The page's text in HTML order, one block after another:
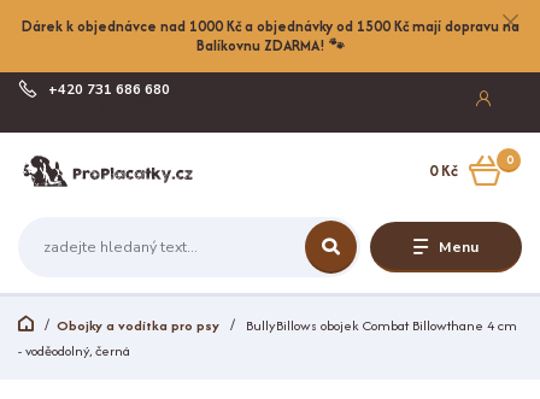
Dárek k objednávce nad 1000 Kč a objednávky od 1500 Kč mají dopravu na
Balíkovnu ZDARMA! 🐾
Menu
+420 731 686 680
0
0 Kč
Obojky a vodítka pro psy
BullyBillows obojek Combat Billowthane 4 cm
- voděodolný, černá